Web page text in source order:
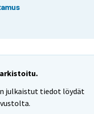
arkistoitu.
julkaistut tiedot löydät